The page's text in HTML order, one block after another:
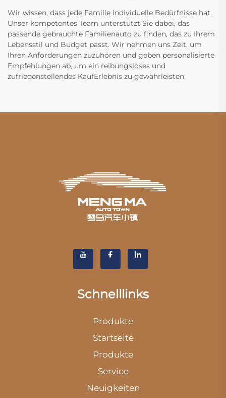
Wir wissen, dass jede Familie individuelle Bedürfnisse hat.
Unser kompetentes Team unterstützt Sie dabei, das
passende gebrauchte Familienauto zu finden, das zu Ihrem
Lebensstil und Budget passt. Wir nehmen uns Zeit, um
Ihren Anforderungen zuzuhören und geben personalisierte
Empfehlungen ab, um ein reibungsloses und
zufriedenstellendes KaufErlebnis zu gewährleisten.
Schnelllinks
Produkte
Startseite
Produkte
Service
Neuigkeiten